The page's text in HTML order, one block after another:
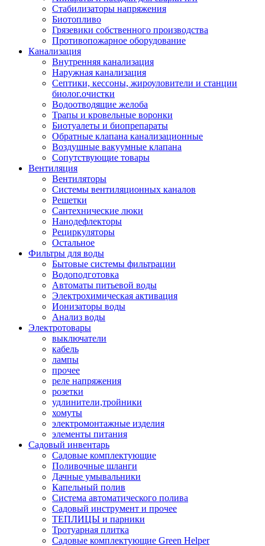
Стабилизаторы напряжения
Биотопливо
Грязевики собственного производства
Противопожарное оборудование
Канализация
Внутренняя канализация
Наружная канализация
Септики, кессоны, жироуловители и станции
биолог.очистки
Водоотводящие желоба
Трапы и кровельные воронки
Биотуалеты и биопрепараты
Обратные клапана канализационные
Воздушные вакуумные клапана
Сопутствующие товары
Вентиляция
Вентиляторы
Системы вентиляционных каналов
Решетки
Сантехнические люки
Нанодефлекторы
Рециркуляторы
Остальное
Фильтры для воды
Бытовые системы фильтрации
Водоподготовка
Автоматы питьевой воды
Электрохимическая активация
Ионизаторы воды
Анализ воды
Электротовары
выключатели
кабель
лампы
прочее
реле напряжения
розетки
удлинители,тройники
хомуты
электромонтажные изделия
элементы питания
Садовый инвентарь
Садовые комплектующие
Поливочные шланги
Дачные умывальники
Капельный полив
Система автоматического полива
Садовый инструмент и прочее
ТЕПЛИЦЫ и парники
Тротуарная плитка
Садовые комплектующие Green Helper